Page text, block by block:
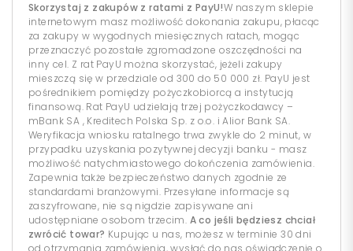
Skorzystaj z zakupów z ratami z PayU!W naszym sklepie
internetowym masz możliwość dokonania zakupu, płacąc
za zakupy w wygodnych miesięcznych ratach, mogąc
przeznaczyć pozostałe zgromadzone oszczędności na
inny cel. Z rat PayU można skorzystać, jeżeli zakupy
mieszczą się w przedziale od 300 do 50 000 zł. PayU jest
pośrednikiem pomiędzy pożyczkobiorcą a instytucją
finansową. Rat PayU udzielają trzej pożyczkodawcy –
mBank SA , Kreditech Polska Sp. z o.o. i Alior Bank SA.
Weryfikacja wniosku ratalnego trwa zwykle do 2 minut, w
przypadku uzyskania pozytywnej decyzji banku - masz
możliwość natychmiastowego dokończenia zamówienia.
Zapewnia także bezpieczeństwo danych zgodnie ze
standardami branżowymi. Przesyłane informacje są
zaszyfrowane, nie są nigdzie zapisywane ani
udostępniane osobom trzecim. A co jeśli będziesz chciał
zwrócić towar? Kupując u nas, możesz w terminie 30 dni